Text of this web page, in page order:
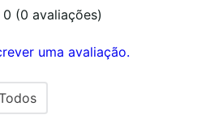
0 (0 avaliações)
uma avaliação.